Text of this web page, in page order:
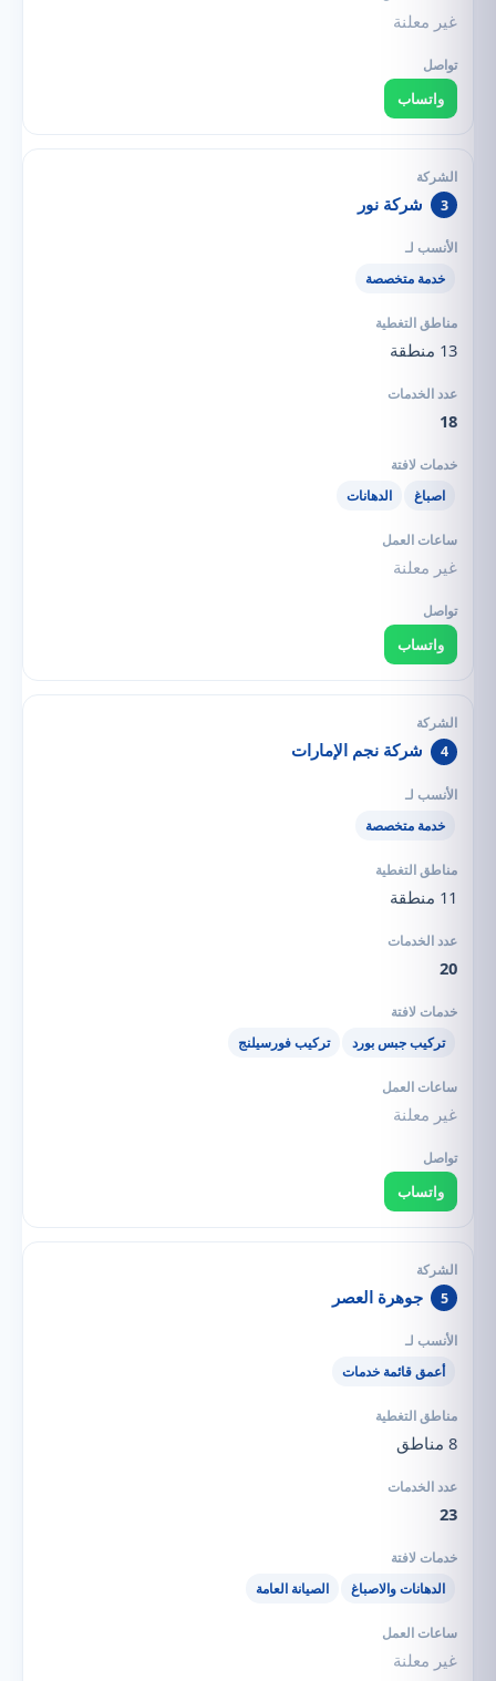
غير معلنة
واتساب
3 شركة نور
خدمة متخصصة
13 منطقة
18
اصباغ الدهانات
غير معلنة
واتساب
4 شركة نجم الإمارات
خدمة متخصصة
11 منطقة
20
تركيب جبس بورد تركيب فورسيلنج
غير معلنة
واتساب
5 جوهرة العصر
أعمق قائمة خدمات
8 مناطق
23
الدهانات والاصباغ الصيانة العامة
غير معلنة